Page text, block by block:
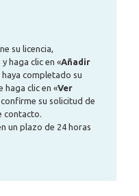
su licencia,
haga clic en «Añadir
haya completado su
haga clic en «Ver
confirme su solicitud de
contacto.
un plazo de 24 horas